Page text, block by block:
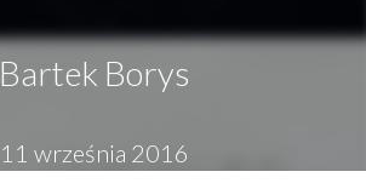
Bartek Borys
11 września 2016